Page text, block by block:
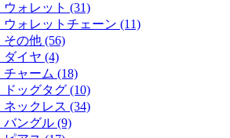
ォレット (31)
ォレットチェーン (11)
の他 (56)
イヤ (4)
ャーム (18)
ッグタグ (10)
ックレス (34)
ングル (9)